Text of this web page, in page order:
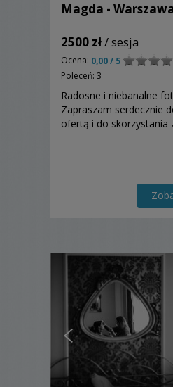
Magda -
2500 zł/ sesja
Ocena: 0,00 / 5
Poleceń: 3
Radosne i niebanalne
Zapraszam serdecznie
ofertą i do skorzystania